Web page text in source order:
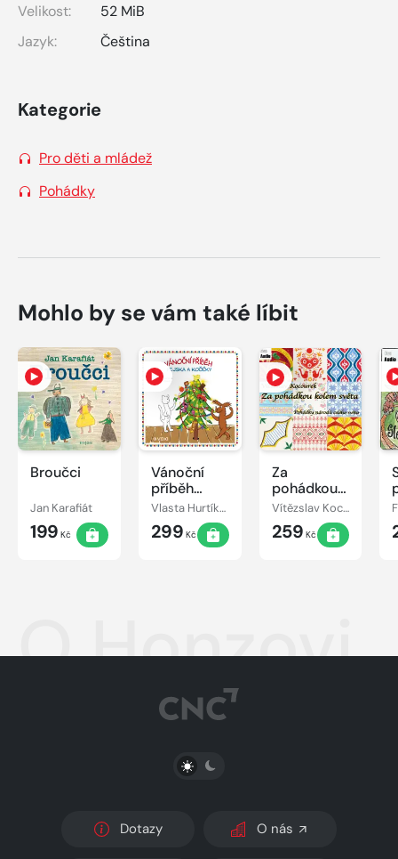
Velikost:
52 MiB
Jazyk:
Čeština
Kategorie
Pro děti a mládež
Pohádky
Mohlo by se vám také líbit
Broučci
Jan Karafiát
199 Kč
Vánoční
příběh
pejska a
kočičky
Vlasta Hurtíková
299 Kč
Za
pohádkou
kolem
světa
Vítězslav Kocourek
259 Kč
O Honzovi
PŘEPNOUT SVĚTLÝ/TMAVÝ REŽIM
Dotazy O nás